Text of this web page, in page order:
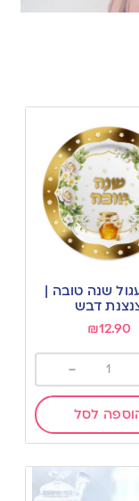
שנה טובה |
דבש
₪12.90
-
לסל